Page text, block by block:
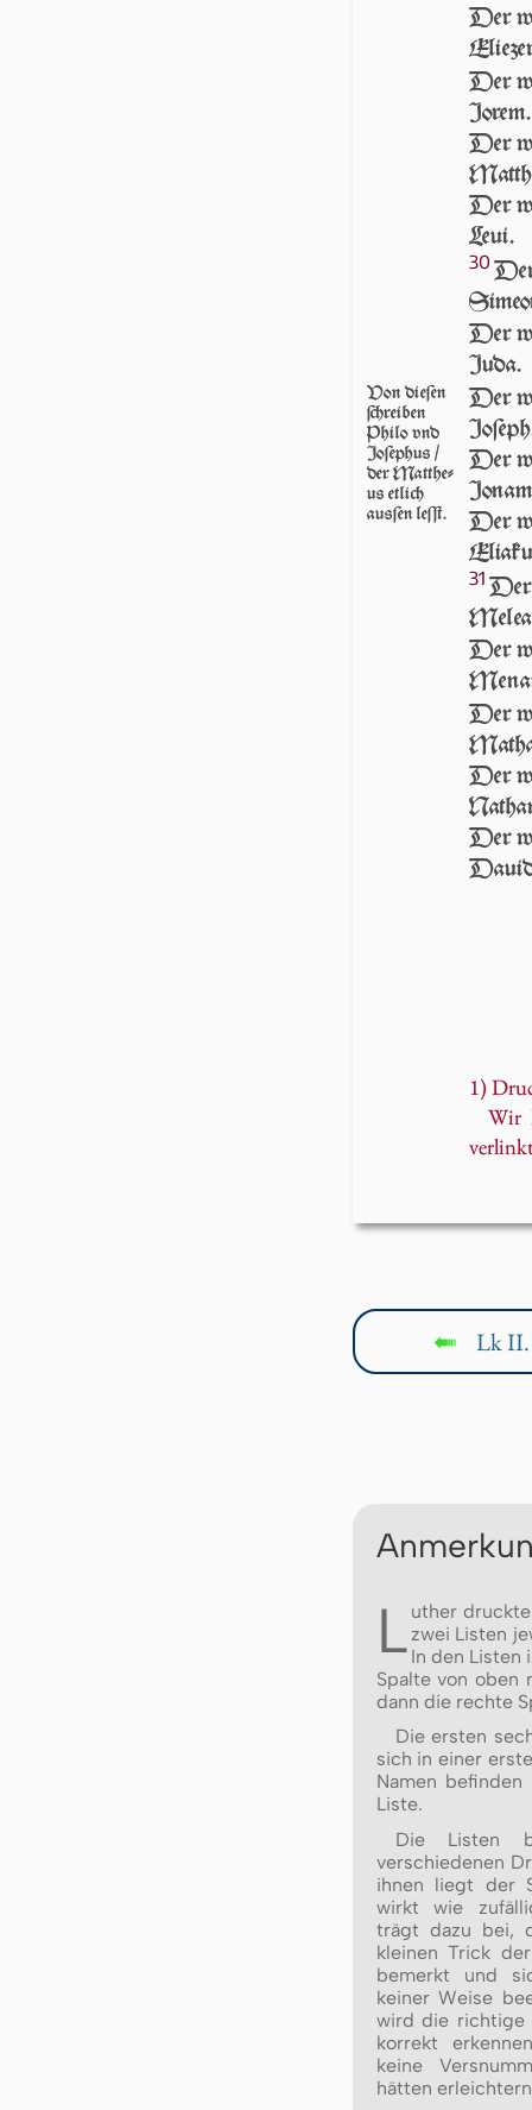
Der
Der
Jorem.
Der
Der
Leui.
30
Der
Juda.
Von die­ſen
ſchrei­ben
Philo vnd
Joſephus /
der Mat­the­
us etlich
ausſen leſſt.
Der
Der
Der
31 Der
Der
Der
Der
Der
1)
Wir
↤ Lk II.
L uther
zwei Listen jeweils
In den Listen ist zunächst die linke
Spalte von oben
dann die rechte
Die ersten
sich in einer
Namen
Liste.
Die Listen
verschiedenen
ihnen liegt der
wirkt wie
trägt dazu bei,
kleinen Trick
bemerkt und
keiner Weise
wird die richtige
korrekt
keine
hätten